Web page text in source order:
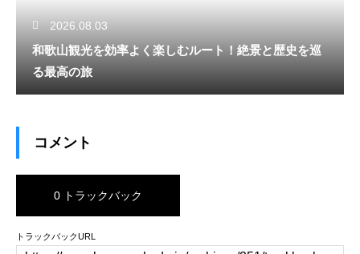
2026.08.03
和歌山観光を効率よく楽しむルート！絶景と歴史を巡
る最高の旅
コメント
0 トラックバック
トラックバックURL